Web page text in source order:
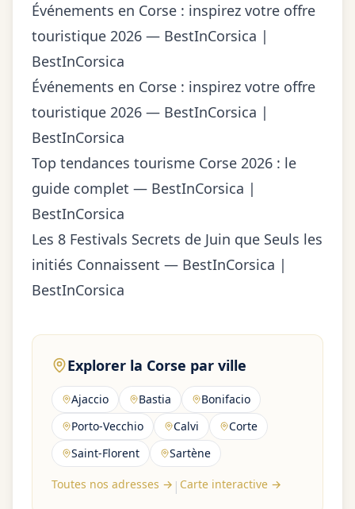
Événements en Corse : inspirez votre offre
touristique 2026 — BestInCorsica |
BestInCorsica
Événements en Corse : inspirez votre offre
touristique 2026 — BestInCorsica |
BestInCorsica
Top tendances tourisme Corse 2026 : le
guide complet — BestInCorsica |
BestInCorsica
Les 8 Festivals Secrets de Juin que Seuls les
initiés Connaissent — BestInCorsica |
BestInCorsica
Explorer la Corse par ville
Ajaccio Bastia
Bonifacio
Porto-Vecchio
Calvi
Corte
Saint-Florent
Sartène
Toutes nos adresses → | Carte interactive →